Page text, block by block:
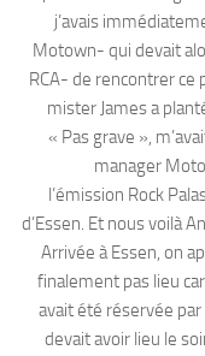
j’avais
Motown- qui devait
RCA- de rencontrer ce
mister James a
« Pas grave »,
manager
l’émission Rock
d’Essen. Et nous voilà
Arrivée à Essen, on
finalement pas lieu
avait été réservée
devait avoir lieu le